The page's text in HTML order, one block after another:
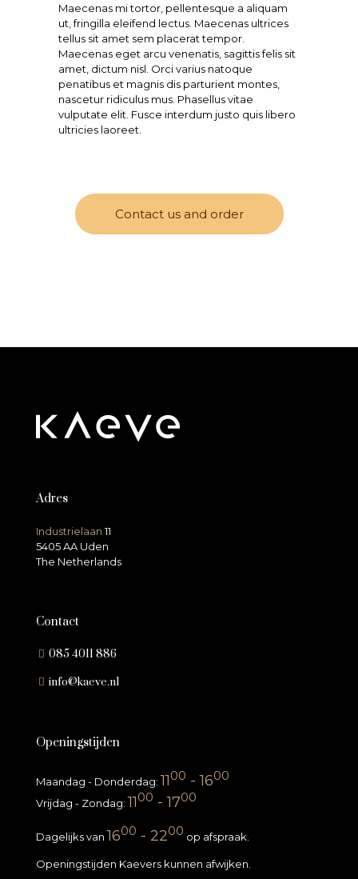
Maecenas mi tortor, pellentesque a aliquam
ut, fringilla eleifend lectus. Maecenas ultrices
tellus sit amet sem placerat tempor.
Maecenas eget arcu venenatis, sagittis felis sit
amet, dictum nisl. Orci varius natoque
penatibus et magnis dis parturient montes,
nascetur ridiculus mus. Phasellus vitae
vulputate elit. Fusce interdum justo quis libero
ultricies laoreet.
Contact us and order
Adres
Industrielaan11
5405 AA Uden
The Netherlands
Contact
085 4011 886
info@kaeve.nl
Openingstijden
Maandag - Donderdag: 1100 - 1600
Vrijdag - Zondag: 1100 - 1700
Dagelijks van 1600 - 2200 op afspraak.
Openingstijden Kaevers kunnen afwijken.